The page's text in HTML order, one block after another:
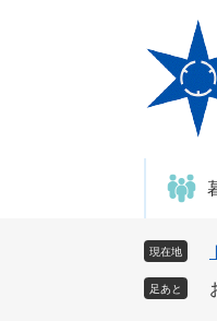
現在地
足あと